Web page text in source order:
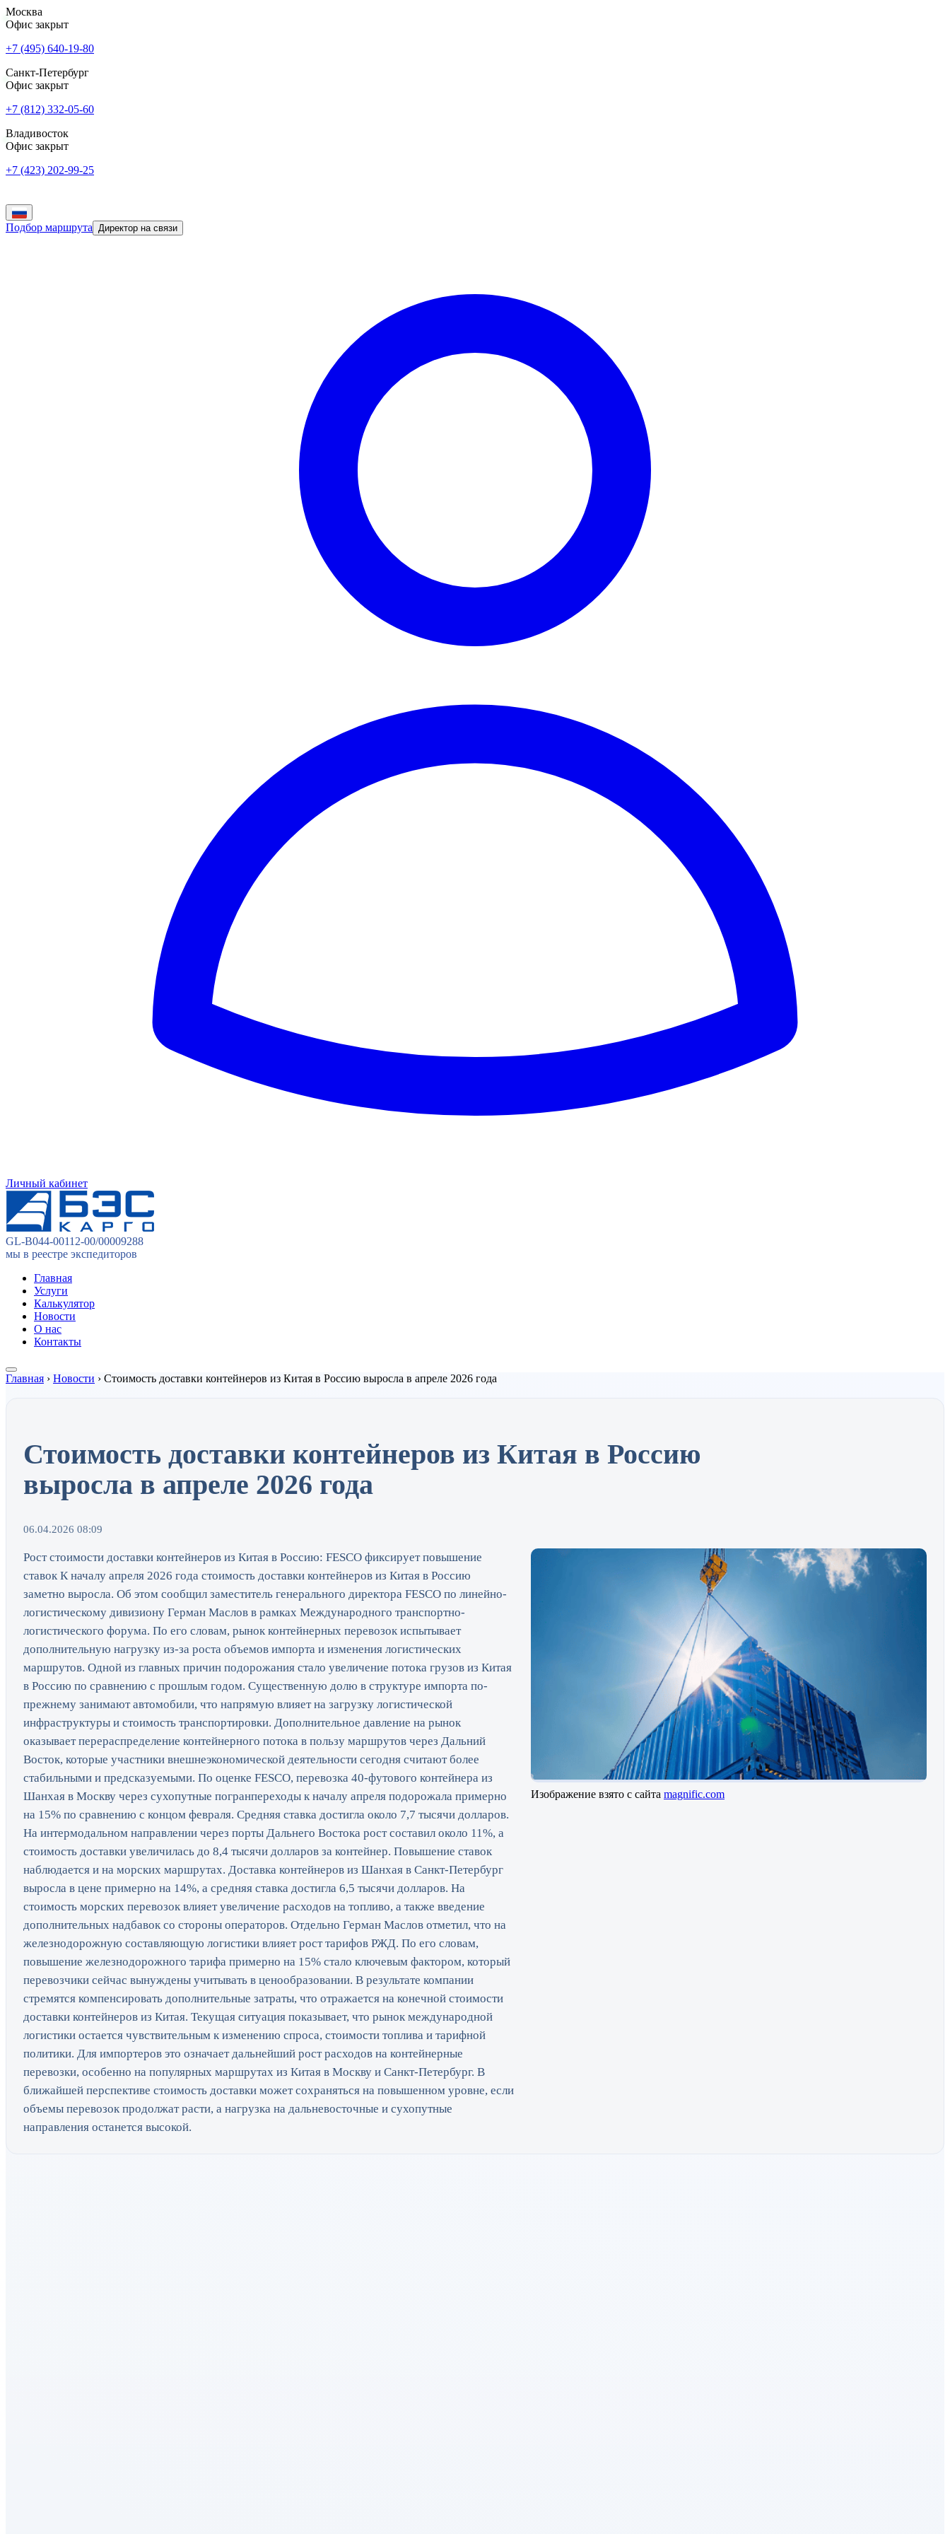
Москва
Офис закрыт
+7 (495) 640-19-80
Санкт-Петербург
Офис закрыт
+7 (812) 332-05-60
Владивосток
Офис закрыт
+7 (423) 202-99-25
Подбор маршрута Директор на связи
Личный кабинет
GL-B044-00112-00/00009288
мы в реестре экспедиторов
Главная
Услуги
Калькулятор
Новости
О нас
Контакты
Главная › Новости › Стоимость доставки контейнеров из Китая в Россию выросла в апреле 2026 года
Стоимость доставки контейнеров из Китая в Россию
выросла в апреле 2026 года
06.04.2026 08:09
Рост стоимости доставки контейнеров из Китая в Россию: FESCO фиксирует повышение
ставок К началу апреля 2026 года стоимость доставки контейнеров из Китая в Россию
заметно выросла. Об этом сообщил заместитель генерального директора FESCO по линейно-
логистическому дивизиону Герман Маслов в рамках Международного транспортно-
логистического форума. По его словам, рынок контейнерных перевозок испытывает
дополнительную нагрузку из-за роста объемов импорта и изменения логистических
маршрутов. Одной из главных причин подорожания стало увеличение потока грузов из Китая
в Россию по сравнению с прошлым годом. Существенную долю в структуре импорта по-
прежнему занимают автомобили, что напрямую влияет на загрузку логистической
инфраструктуры и стоимость транспортировки. Дополнительное давление на рынок
оказывает перераспределение контейнерного потока в пользу маршрутов через Дальний
Восток, которые участники внешнеэкономической деятельности сегодня считают более
стабильными и предсказуемыми. По оценке FESCO, перевозка 40-футового контейнера из
Шанхая в Москву через сухопутные погранпереходы к началу апреля подорожала примерно
на 15% по сравнению с концом февраля. Средняя ставка достигла около 7,7 тысячи долларов.
На интермодальном направлении через порты Дальнего Востока рост составил около 11%, а
стоимость доставки увеличилась до 8,4 тысячи долларов за контейнер. Повышение ставок
наблюдается и на морских маршрутах. Доставка контейнеров из Шанхая в Санкт-Петербург
выросла в цене примерно на 14%, а средняя ставка достигла 6,5 тысячи долларов. На
стоимость морских перевозок влияет увеличение расходов на топливо, а также введение
дополнительных надбавок со стороны операторов. Отдельно Герман Маслов отметил, что на
железнодорожную составляющую логистики влияет рост тарифов РЖД. По его словам,
повышение железнодорожного тарифа примерно на 15% стало ключевым фактором, который
перевозчики сейчас вынуждены учитывать в ценообразовании. В результате компании
стремятся компенсировать дополнительные затраты, что отражается на конечной стоимости
доставки контейнеров из Китая. Текущая ситуация показывает, что рынок международной
логистики остается чувствительным к изменению спроса, стоимости топлива и тарифной
политики. Для импортеров это означает дальнейший рост расходов на контейнерные
перевозки, особенно на популярных маршрутах из Китая в Москву и Санкт-Петербург. В
ближайшей перспективе стоимость доставки может сохраняться на повышенном уровне, если
объемы перевозок продолжат расти, а нагрузка на дальневосточные и сухопутные
направления останется высокой.
Изображение взято с сайта magnific.com